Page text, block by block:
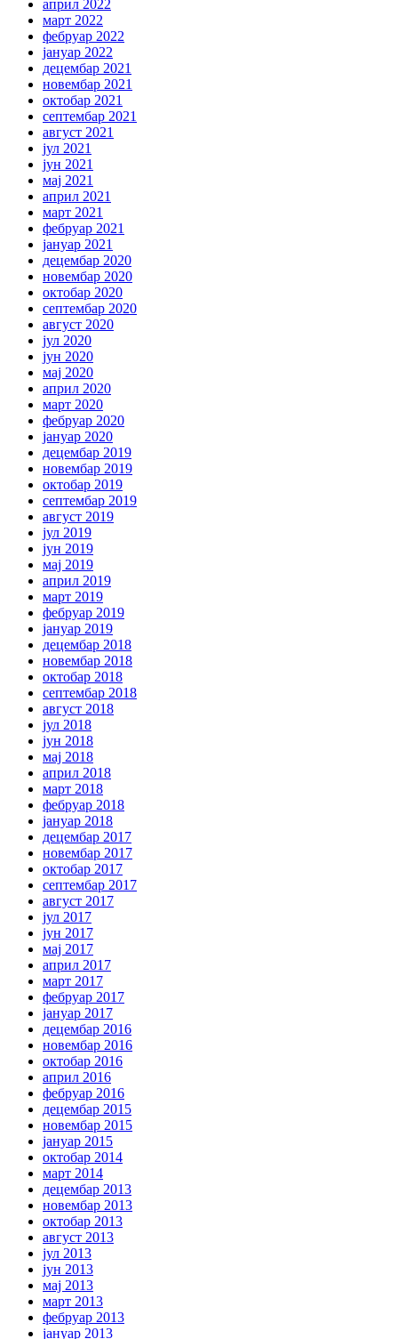
април 2022
март 2022
фебруар 2022
јануар 2022
децембар 2021
новембар 2021
октобар 2021
септембар 2021
август 2021
јул 2021
јун 2021
мај 2021
април 2021
март 2021
фебруар 2021
јануар 2021
децембар 2020
новембар 2020
октобар 2020
септембар 2020
август 2020
јул 2020
јун 2020
мај 2020
април 2020
март 2020
фебруар 2020
јануар 2020
децембар 2019
новембар 2019
октобар 2019
септембар 2019
август 2019
јул 2019
јун 2019
мај 2019
април 2019
март 2019
фебруар 2019
јануар 2019
децембар 2018
новембар 2018
октобар 2018
септембар 2018
август 2018
јул 2018
јун 2018
мај 2018
април 2018
март 2018
фебруар 2018
јануар 2018
децембар 2017
новембар 2017
октобар 2017
септембар 2017
август 2017
јул 2017
јун 2017
мај 2017
април 2017
март 2017
фебруар 2017
јануар 2017
децембар 2016
новембар 2016
октобар 2016
април 2016
фебруар 2016
децембар 2015
новембар 2015
јануар 2015
октобар 2014
март 2014
децембар 2013
новембар 2013
октобар 2013
август 2013
јул 2013
јун 2013
мај 2013
март 2013
фебруар 2013
јануар 2013